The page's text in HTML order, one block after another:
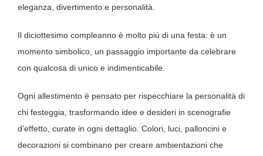
Servizi >
Contatti
eleganza, divertimento e personalità.
Il diciottesimo compleanno è molto più di una festa: è un
momento simbolico, un passaggio importante da celebrare
con qualcosa di unico e indimenticabile.
Ogni allestimento è pensato per rispecchiare la personalità di
chi festeggia, trasformando idee e desideri in scenografie
d’effetto, curate in ogni dettaglio. Colori, luci, palloncini e
decorazioni si combinano per creare ambientazioni che